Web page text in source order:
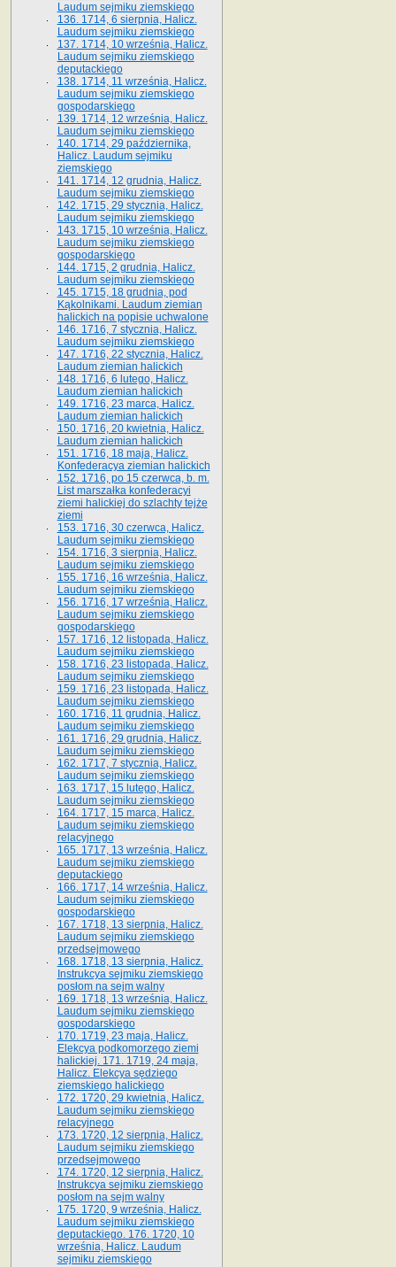
Laudum sejmiku ziemskiego
136. 1714, 6 sierpnia, Halicz.
Laudum sejmiku ziemskiego
137. 1714, 10 września, Halicz.
Laudum sejmiku ziemskiego
deputackiego
138. 1714, 11 września, Halicz.
Laudum sejmiku ziemskiego
gospodarskiego
139. 1714, 12 września, Halicz.
Laudum sejmiku ziemskiego
140. 1714, 29 października,
Halicz. Laudum sejmiku
ziemskiego
141. 1714, 12 grudnia, Halicz.
Laudum sejmiku ziemskiego
142. 1715, 29 stycznia, Halicz.
Laudum sejmiku ziemskiego
143. 1715, 10 września, Halicz.
Laudum sejmiku ziemskiego
gospodarskiego
144. 1715, 2 grudnia, Halicz.
Laudum sejmiku ziemskiego
145. 1715, 18 grudnia, pod
Kąkolnikami. Laudum ziemian
halickich na popisie uchwalone
146. 1716, 7 stycznia, Halicz.
Laudum sejmiku ziemskiego
147. 1716, 22 stycznia, Halicz.
Laudum ziemian halickich
148. 1716, 6 lutego, Halicz.
Laudum ziemian halickich
149. 1716, 23 marca, Halicz.
Laudum ziemian halickich
150. 1716, 20 kwietnia, Halicz.
Laudum ziemian halickich
151. 1716, 18 maja, Halicz.
Konfederacya ziemian halickich
152. 1716, po 15 czerwca, b. m.
List marszałka konfederacyi
ziemi halickiej do szlachty tejże
ziemi
153. 1716, 30 czerwca, Halicz.
Laudum sejmiku ziemskiego
154. 1716, 3 sierpnia, Halicz.
Laudum sejmiku ziemskiego
155. 1716, 16 września, Halicz.
Laudum sejmiku ziemskiego
156. 1716, 17 września, Halicz.
Laudum sejmiku ziemskiego
gospodarskiego
157. 1716, 12 listopada, Halicz.
Laudum sejmiku ziemskiego
158. 1716, 23 listopada, Halicz.
Laudum sejmiku ziemskiego
159. 1716, 23 listopada, Halicz.
Laudum sejmiku ziemskiego
160. 1716, 11 grudnia, Halicz.
Laudum sejmiku ziemskiego
161. 1716, 29 grudnia, Halicz.
Laudum sejmiku ziemskiego
162. 1717, 7 stycznia, Halicz.
Laudum sejmiku ziemskiego
163. 1717, 15 lutego, Halicz.
Laudum sejmiku ziemskiego
164. 1717, 15 marca, Halicz.
Laudum sejmiku ziemskiego
relacyjnego
165. 1717, 13 września, Halicz.
Laudum sejmiku ziemskiego
deputackiego
166. 1717, 14 września, Halicz.
Laudum sejmiku ziemskiego
gospodarskiego
167. 1718, 13 sierpnia, Halicz.
Laudum sejmiku ziemskiego
przedsejmowego
168. 1718, 13 sierpnia, Halicz.
Instrukcya sejmiku ziemskiego
posłom na sejm walny
169. 1718, 13 września, Halicz.
Laudum sejmiku ziemskiego
gospodarskiego
170. 1719, 23 maja, Halicz.
Elekcya podkomorzego ziemi
halickiej. 171. 1719, 24 maja,
Halicz. Elekcya sędziego
ziemskiego halickiego
172. 1720, 29 kwietnia, Halicz.
Laudum sejmiku ziemskiego
relacyjnego
173. 1720, 12 sierpnia, Halicz.
Laudum sejmiku ziemskiego
przedsejmowego
174. 1720, 12 sierpnia, Halicz.
Instrukcya sejmiku ziemskiego
posłom na sejm walny
175. 1720, 9 września, Halicz.
Laudum sejmiku ziemskiego
deputackiego. 176. 1720, 10
września, Halicz. Laudum
sejmiku ziemskiego